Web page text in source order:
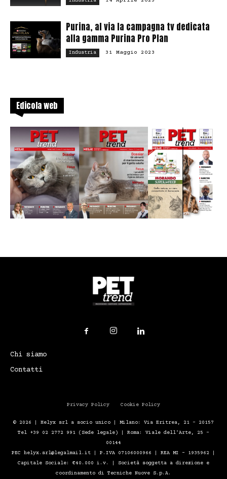
Purina, al via la campagna tv dedicata
alla gamma Purina Pro Plan
Industria 31 Maggio 2023
Edicola web
Chi siamo
Contatti
Privacy Policy Cookie Policy
© 2026 | Helyx srl a socio unico | Milano: Via Eritrea, 21 – 20157
Tel +39 02 2772 991 (Sede legale) | Roma: Viale dell'Arte, 25 -
00144
PEC helyx.srl@legalmail.it | P.IVA 07106000966 | REA MI - 1935962 |
Capitale Sociale: €40.000 i.v. | Società soggetta a direzione e
coordinamento di Tecniche Nuove S.p.A.